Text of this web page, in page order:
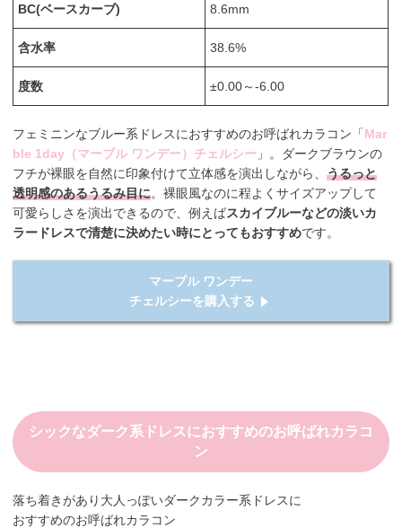
BC(ベースカーブ) 8.6mm
含水率 38.6%
度数 ±0.00～-6.00
フェミニンなブルー系ドレスにおすすめのお呼ばれカラコン「Mar
ble 1day（マーブル ワンデー）チェルシー 」。ダークブラウンの
フチが裸眼を自然に印象付けて立体感を演出しながら、うるっと
透明感のあるうるみ目に。裸眼風なのに程よくサイズアップして
可愛らしさを演出できるので、例えばスカイブルーなどの淡いカ
ラードレスで清楚に決めたい時にとってもおすすめです。
マーブル ワンデー
チェルシーを購入する
シックなダーク系ドレスにおすすめのお呼ばれカラコ
ン
落ち着きがあり大人っぽいダークカラー系ドレスに
おすすめのお呼ばれカラコン